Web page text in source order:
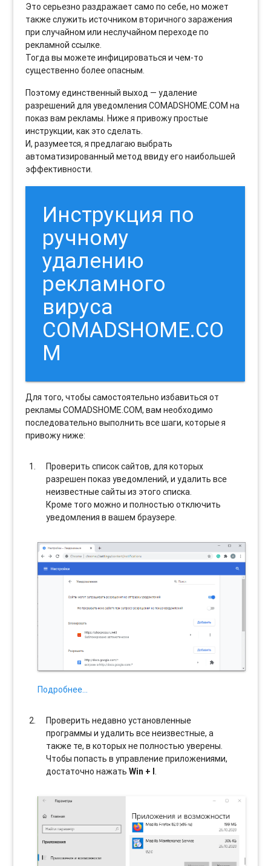
Это серьезно раздражает само по себе, но может
также служить источником вторичного заражения
при случайном или неслучайном переходе по
рекламной ссылке.
Тогда вы можете инфицироваться и чем-то
существенно более опасным.
Поэтому единственный выход — удаление
разрешений для уведомления COMADSHOME.COM на
показ вам рекламы. Ниже я привожу простые
инструкции, как это сделать.
И, разумеется, я предлагаю выбрать
автоматизированный метод ввиду его наибольшей
эффективности.
Инструкция по
ручному
удалению
рекламного
вируса
COMADSHOME.CO
M
Для того, чтобы самостоятельно избавиться от
рекламы COMADSHOME.COM, вам необходимо
последовательно выполнить все шаги, которые я
привожу ниже:
Проверить список сайтов, для которых
разрешен показ уведомлений, и удалить все
неизвестные сайты из этого списка.
Кроме того можно и полностью отключить
уведомления в вашем браузере.
Подробнее…
Проверить недавно установленные
программы и удалить все неизвестные, а
также те, в которых не полностью уверены.
Чтобы попасть в управление приложениями,
достаточно нажатьWin + I.